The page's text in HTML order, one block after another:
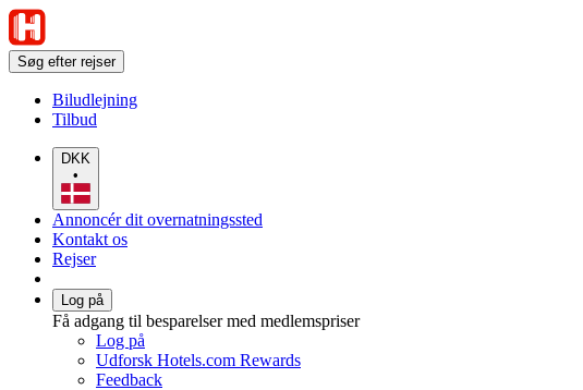
Søg efter rejser
Biludlejning
Tilbud
DKK
•
Annoncér dit overnatningssted
Kontakt os
Rejser
Log på
Få adgang til besparelser med medlemspriser
Log på
Udforsk Hotels.com Rewards
Feedback